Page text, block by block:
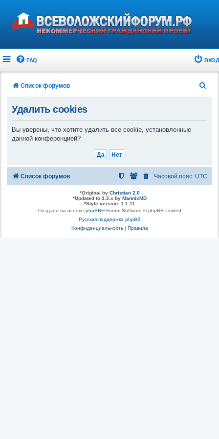
FAQ ВХОД
Список форумов
Удалить cookies
Вы уверены, что хотите удалить все cookie, установленные
данной конференцией?
Список форумов Часовой пояс: UTC
*Original by Christian 2.0
*Updated to 3.3.x by MannixMD
*Style version: 1.1.11
Создано на основе phpBB® Forum Software © phpBB Limited
Русская поддержка phpBB
Конфиденциальность| Правила